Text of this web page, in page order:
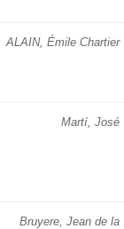
ALAIN, Émile Chartier
Martí, José
Bruyere, Jean de la